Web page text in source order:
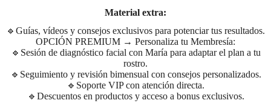
Material extra:
🔹Guías, vídeos y consejos exclusivos para potenciar tus resultados.
OPCIÓN PREMIUM → Personaliza tu Membresía:
🔹Sesión de diagnóstico facial con María para adaptar el plan a tu
rostro.
🔹Seguimiento y revisión bimensual con consejos personalizados.
🔹Soporte VIP con atención directa.
🔹Descuentos en productos y acceso a bonus exclusivos.